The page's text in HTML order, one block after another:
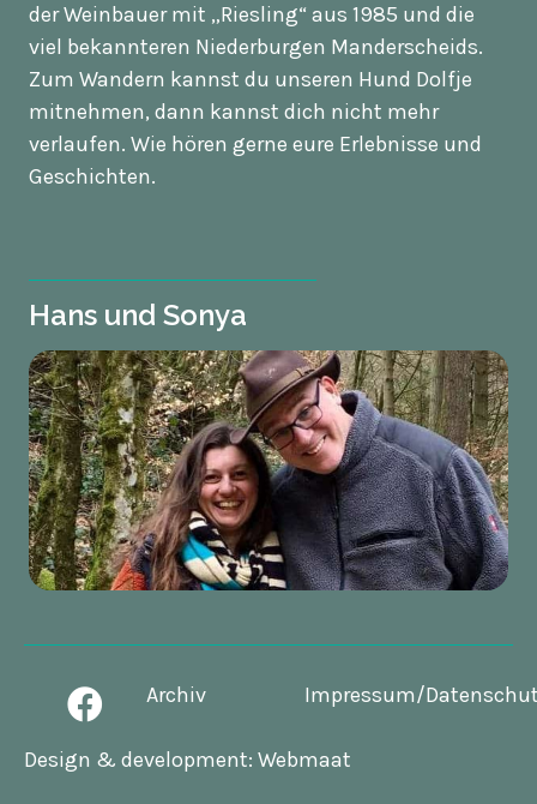
der Weinbauer mit „Riesling“ aus 1985 und die
viel bekannteren Niederburgen Manderscheids.
Zum Wandern kannst du unseren Hund Dolfje
mitnehmen, dann kannst dich nicht mehr
verlaufen. Wie hören gerne eure Erlebnisse und
Geschichten.
Hans und Sonya
Archiv Impressum/
Design & development: Webmaat